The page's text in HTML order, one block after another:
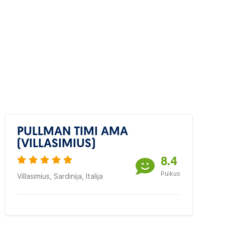
PULLMAN TIMI AMA
(VILLASIMIUS)
Villasimius, Sardinija, Italija
8.4
Puikus